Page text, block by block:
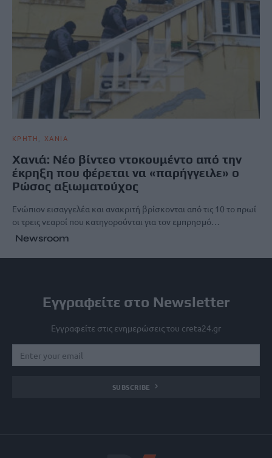
ΚΡΗΤΗ ΧΑΝΙΑ
Χανιά: Νέο βίντεο ντοκουμέντο από την
έκρηξη που φέρεται να «παρήγγειλε» ο
Ρώσος αξιωματούχος
Ενώπιον εισαγγελέα και ανακριτή βρίσκονται από τις 10 το πρωί
οι τρεις νεαροί που κατηγορούνται για τον εμπρησμό…
Newsroom
Εγγραφείτε στο Newsletter
Εγγραφείτε στις ενημερώσεις του creta24.gr
SUBSCRIBE